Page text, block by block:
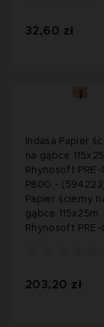
32,60 zł
Indasa Papier
na gąbce
Rhynosoft PRE-
P800 -
Papier ścierny
gąbce 115x25m
Rhynosoft PRE-
203,20 zł